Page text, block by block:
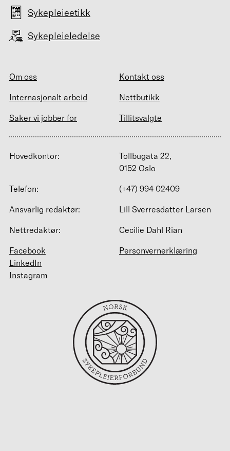
Sykepleieetikk
Sykepleieledelse
Om oss
Kontakt oss
Internasjonalt arbeid
Nettbutikk
Saker vi jobber for
Tillitsvalgte
Hovedkontor:
Tollbugata 22,
0152 Oslo
Telefon:
(+47) 994 02409
Ansvarlig redaktør:
Lill Sverresdatter Larsen
Nettredaktør:
Cecilie Dahl Rian
Facebook
LinkedIn
Instagram
Personvernerklæring